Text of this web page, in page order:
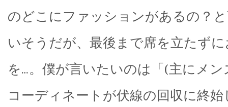
のどこにファッションがあるの？
いそうだが、最後まで席を立たず
を…。僕が言いたいのは「(主にメ
コーディネートが伏線の回収に終